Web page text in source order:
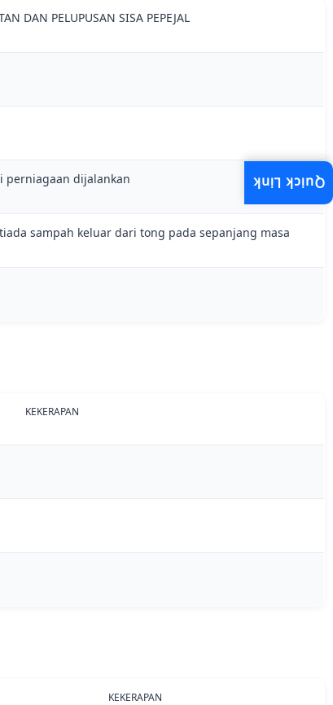
DAN PELUPUSAN SISA PEPEJAL
perniagaan dijalankan
sampah keluar dari tong pada sepanjang masa
KEKERAPAN
KEKERAPAN
Quick Link